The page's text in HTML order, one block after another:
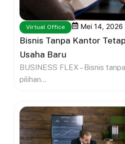
Virtual Office Mei 14, 2026
Bisnis Tanpa Kantor
Usaha Baru
BUSINESS FLEX – Bisnis
pilihan...